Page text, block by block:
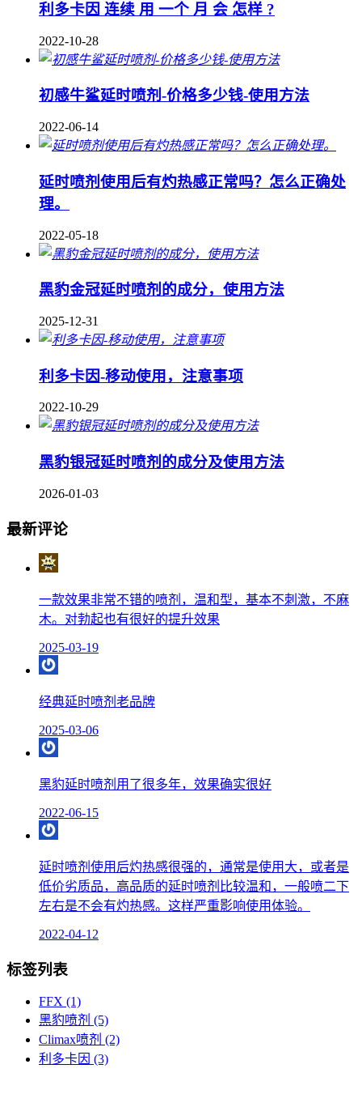
利多卡因 连续 用 一个 月 会 怎样 ?
2022-10-28
初感牛鲨延时喷剂-价格多少钱-使用方法
2022-06-14
延时喷剂使用后有灼热感正常吗？怎么正确处
理。
2022-05-18
黑豹金冠延时喷剂的成分，使用方法
2025-12-31
利多卡因-移动使用，注意事项
2022-10-29
黑豹银冠延时喷剂的成分及使用方法
2026-01-03
最新评论
一款效果非常不错的喷剂，温和型，基本不刺激，不麻
木。对勃起也有很好的提升效果
2025-03-19
经典延时喷剂老品牌
2025-03-06
黑豹延时喷剂用了很多年，效果确实很好
2022-06-15
延时喷剂使用后灼热感很强的，通常是使用大，或者是
低价劣质品，高品质的延时喷剂比较温和，一般喷二下
左右是不会有灼热感。这样严重影响使用体验。
2022-04-12
标签列表
FFX (1)
黑豹喷剂 (5)
Climax喷剂 (2)
利多卡因 (3)